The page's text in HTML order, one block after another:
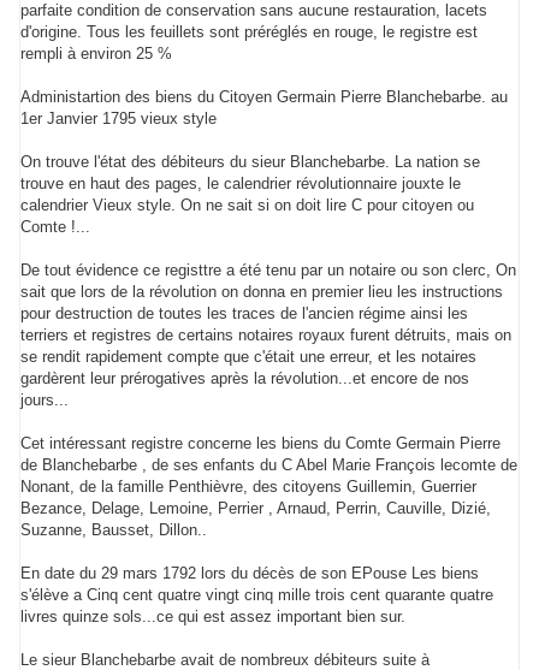
parfaite condition de conservation sans aucune restauration, lacets
d'origine. Tous les feuillets sont préréglés en rouge, le registre est
rempli à environ 25 %
Administartion des biens du Citoyen Germain Pierre Blanchebarbe. au
1er Janvier 1795 vieux style
On trouve l'état des débiteurs du sieur Blanchebarbe. La nation se
trouve en haut des pages, le calendrier révolutionnaire jouxte le
calendrier Vieux style. On ne sait si on doit lire C pour citoyen ou
Comte !...
De tout évidence ce registtre a été tenu par un notaire ou son clerc, On
sait que lors de la révolution on donna en premier lieu les instructions
pour destruction de toutes les traces de l'ancien régime ainsi les
terriers et registres de certains notaires royaux furent détruits, mais on
se rendit rapidement compte que c'était une erreur, et les notaires
gardèrent leur prérogatives après la révolution...et encore de nos
jours...
Cet intéressant registre concerne les biens du Comte Germain Pierre
de Blanchebarbe , de ses enfants du C Abel Marie François lecomte de
Nonant, de la famille Penthièvre, des citoyens Guillemin, Guerrier
Bezance, Delage, Lemoine, Perrier , Arnaud, Perrin, Cauville, Dizié,
Suzanne, Bausset, Dillon..
En date du 29 mars 1792 lors du décès de son EPouse Les biens
s'élève a Cinq cent quatre vingt cinq mille trois cent quarante quatre
livres quinze sols...ce qui est assez important bien sur.
Le sieur Blanchebarbe avait de nombreux débiteurs suite à